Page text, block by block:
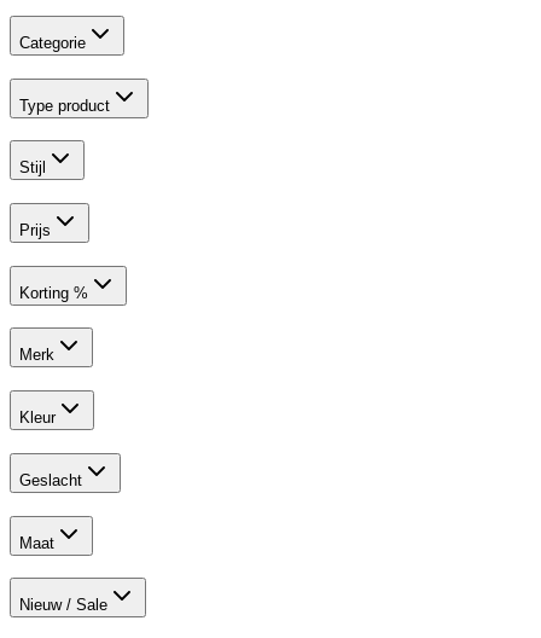
Categorie
Type product
Stijl
Prijs
Korting %
Merk
Kleur
Geslacht
Maat
Nieuw / Sale